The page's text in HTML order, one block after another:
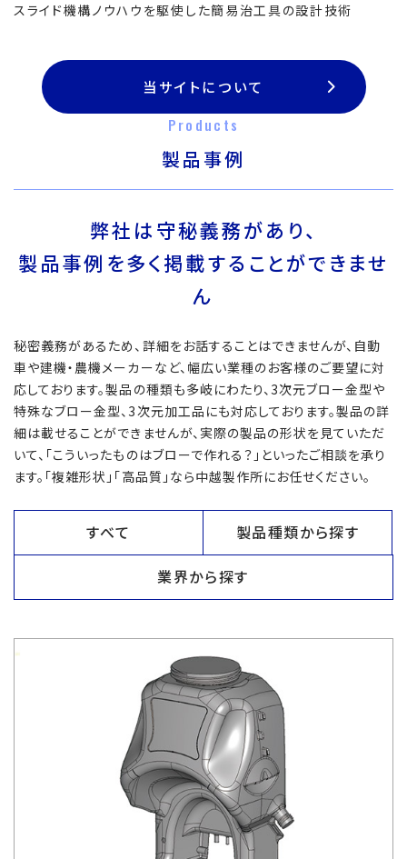
スライド機構ノウハウを駆使した簡易治工具の設計技術
当サイトについて
Products
製品事例
弊社は守秘義務があり、
製品事例を多く掲載することができませ
ん
秘密義務があるため、詳細をお話することはできませんが、自動
車や建機・農機メーカーなど、幅広い業種のお客様のご要望に対
応しております。製品の種類も多岐にわたり、3次元ブロー金型や
特殊なブロー金型、3次元加工品にも対応しております。製品の詳
細は載せることができませんが、実際の製品の形状を見ていただ
いて、「こういったものはブローで作れる？」といったご相談を承り
ます。「複雑形状」「高品質」なら中越製作所にお任せください。
すべて 製品種類から探す
業界から探す